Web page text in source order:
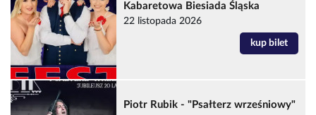
Kabaretowa Biesiada Śląska
22 listopada 2026
kup bilet
Piotr Rubik - "Psałterz wrześniowy"